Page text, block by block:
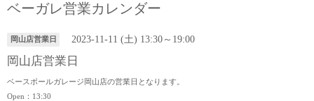
ベーガレ営業カレンダー
岡山店営業日 2023-11-11 (土) 13:30～19:00
岡山店営業日
ベースボールガレージ岡山店の営業日となります。
Open：13:30